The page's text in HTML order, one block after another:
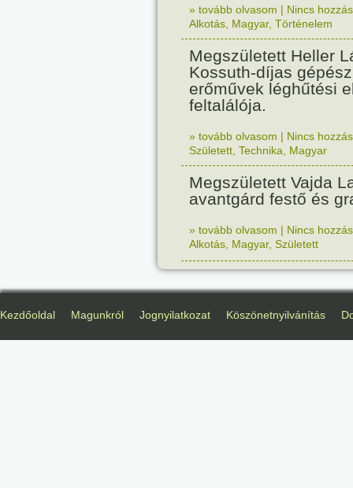
» tovább olvasom | Nincs
Alkotás Magyar, Történelem
Megszületett Heller
Kossuth-díjas
erőművek léghűtési
feltalálója.
» tovább olvasom | Nincs
Született Technika Magyar
Megszületett Vajda
avantgárd festő és
» tovább olvasom | Nincs
Alkotás Magyar, Született
Kezdőoldal Magunkról Jognyilatkozat Köszönetnyilvánítás